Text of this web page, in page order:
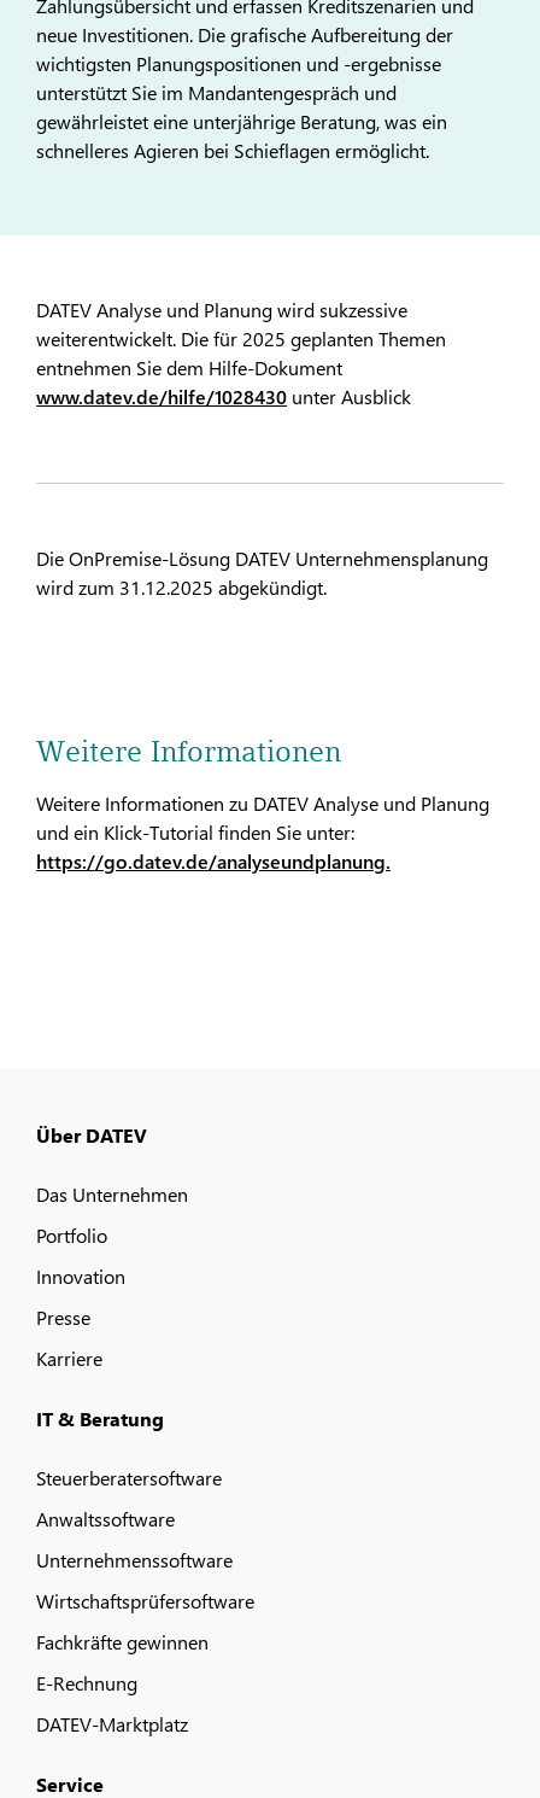
Zahlungsübersicht und erfassen Kreditszenarien und
neue Investitionen. Die grafische Aufbereitung der
wichtigsten Planungspositionen und -ergebnisse
unterstützt Sie im Mandantengespräch und
gewährleistet eine unterjährige Beratung, was ein
schnelleres Agieren bei Schieflagen ermöglicht.
DATEV Analyse und Planung wird sukzessive
weiterentwickelt. Die für 2025 geplanten Themen
entnehmen Sie dem Hilfe-Dokument
www.datev.de/hilfe/1028430 unter Ausblick
Die OnPremise-Lösung DATEV Unternehmensplanung
wird zum 31.12.2025 abgekündigt.
Weitere Informationen
Weitere Informationen zu DATEV Analyse und Planung
und ein Klick-Tutorial finden Sie unter:
https://go.datev.de/analyseundplanung.
Über DATEV
Das Unternehmen
Portfolio
Innovation
Presse
Karriere
IT & Beratung
Steuerberatersoftware
Anwaltssoftware
Unternehmenssoftware
Wirtschaftsprüfersoftware
Fachkräfte gewinnen
E-Rechnung
DATEV-Marktplatz
Service